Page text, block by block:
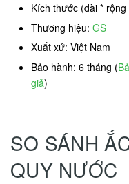
Kích thước (dài *
Thương hiệu: GS
Xuất xứ: Việt Nam
Bảo hành: 6 tháng (
giả)
SO SÁNH
QUY NƯỚC